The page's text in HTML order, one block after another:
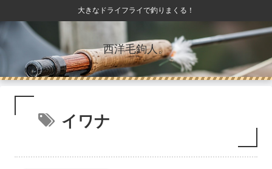
大きなドライフライで釣りまくる！
西洋毛鉤人。
イワナ